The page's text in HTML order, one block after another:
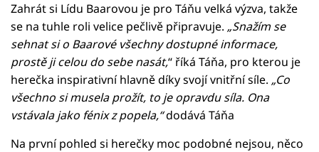
Zahrát si Lídu Baarovou je pro Táňu velká výzva, takže
se na tuhle roli velice pečlivě připravuje. „Snažím se
sehnat si o Baarové všechny dostupné informace,
prostě ji celou do sebe nasát,“ říká Táňa, pro kterou je
herečka inspirativní hlavně díky svojí vnitřní síle. „Co
všechno si musela prožít, to je opravdu síla. Ona
vstávala jako fénix z popela,“dodává Táňa
Na první pohled si herečky moc podobné nejsou, něco